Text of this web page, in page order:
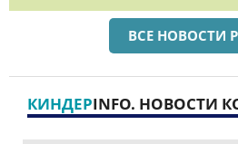
ВСЕ НОВОСТИ
КИНДЕРINFO. НОВОСТИ